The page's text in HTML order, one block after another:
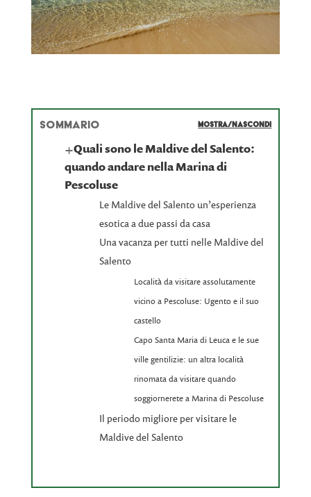
MOSTRA/NASCONDI
SOMMARIO
+Quali sono le Maldive del Salento:
quando andare nella Marina di
Pescoluse
Le Maldive del Salento un’esperienza
esotica a due passi da casa
Una vacanza per tutti nelle Maldive del
Salento
Località da visitare assolutamente
vicino a Pescoluse: Ugento e il suo
castello
Capo Santa Maria di Leuca e le sue
ville gentilizie: un altra località
rinomata da visitare quando
soggiornerete a Marina di Pescoluse
Il periodo migliore per visitare le
Maldive del Salento